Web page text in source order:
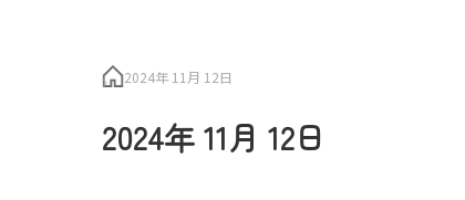
2024年 11月 12日
2024年 11月 12日